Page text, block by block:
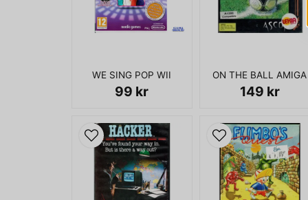
WE SING POP WII
99 kr
ON THE BALL AMIGA
149 kr